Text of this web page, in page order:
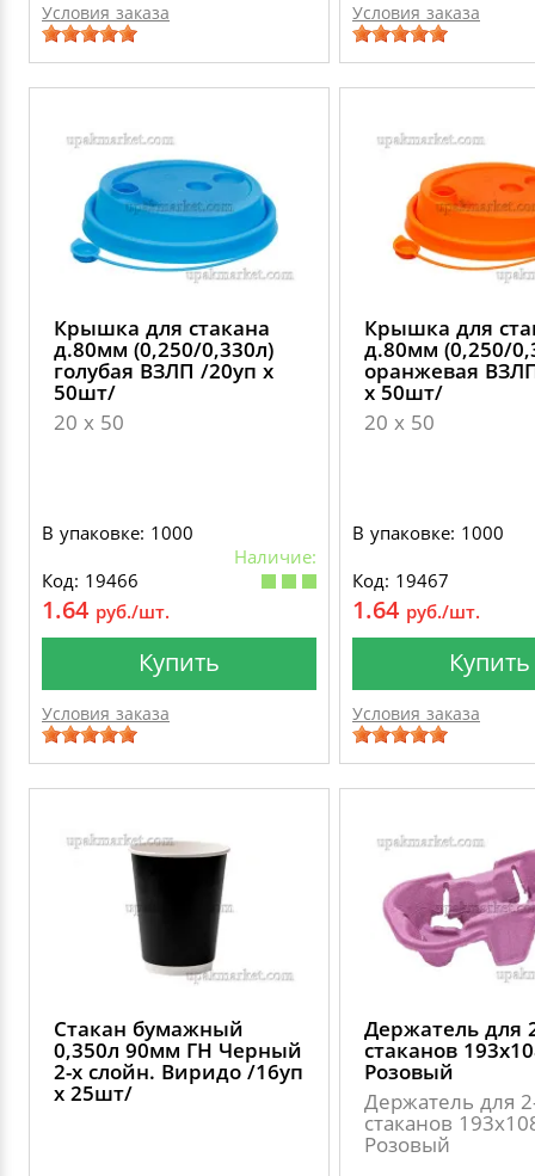
Условия заказа Условия заказа
Крышка для стакана
д.80мм (0,250/0,330л)
голубая ВЗЛП /20уп х
50шт/
20 х 50
В упаковке: 1000
Наличие:
Код: 19466
1.64 руб./шт.
Купить
Условия заказа
Крышка для
д.80мм (0,250/
оранжевая
х 50шт/
20 х 50
В упаковке: 1000
Код: 19467
1.64 руб./шт.
Купить
Условия заказа
Стакан бумажный
0,350л 90мм ГН Черный
2-х слойн. Виридо /16уп
х 25шт/
Держатель для
стаканов
Розовый
Держатель для
стаканов
Розовый